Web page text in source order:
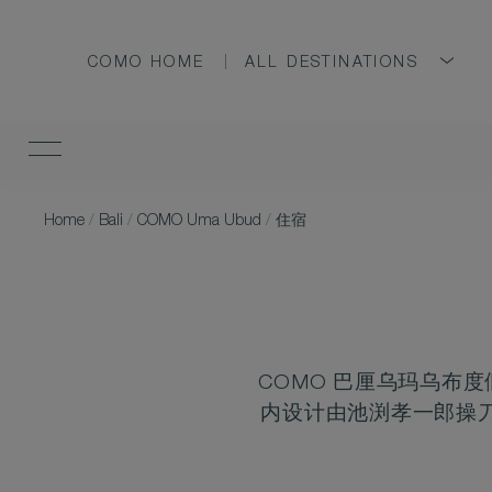
COMO HOME ALL DESTINATIONS
Home / Bali / COMO Uma Ubud / 住宿
COMO 巴厘乌玛乌布
内设计由池渕孝一郎操